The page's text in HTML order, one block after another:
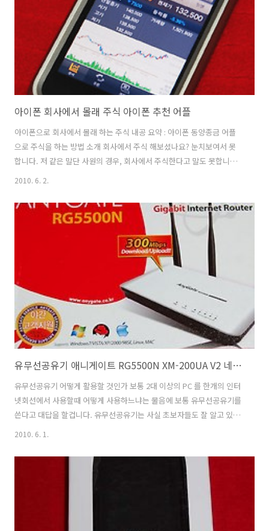
Deluxe WiFi 에 맞는 롬을 다운로드했습니다. 업데이트 후 확인하니 최
신롬이 ..
아이폰 회사에서 몰래 주식 아이폰 추천 어플
아이폰으로 회사에서 몰래 하는 주식 내공 요약 : 아이폰 동양종금 어플
으로 주식을 하는 방법 소개 회사에서 주식 해보셨나요? 눈치보여서 못
합니다. 저 같은 말단 사원의 경우, 회사에서 주식한다고 말도 못합니다.
서 재테크 할 수 있습니다. 요즘 광고처럼 안드로이드폰의 경우 수수료도
무료라고 합니다. (단 조건이 투자금액이 1천단위 등의 조건을 확인하세
요) 아이폰으로 할 수 있는 주식어플은 미래에셋, 동양종금, 국민투자증
권 등 여러가지가 있습니다. 자신이 신청한 주식계좌인 은행의 어플을 사
용하여 주식거래를 할 수 있습니다. 개인적으로 아이폰 추천 어플 로 동
양종금을 ..
2010. 6. 2.
유무선공유기 애니게이트 RG5500N XM-200UA V2 네오위키 USB 무선랜
유무선공유기 어떻게 활용할 것인가 보통 2대 이상의 PC 를 한개의 인터
넷회선에서 사용할때 어떻게 사용하느냐는 물음에 보통 유무선공유기를
쓴다고 대답을 할겁니다. 유무선공유기는 사실 초보자들도 잘 알고 있습
니다. 유무선공유기는 정확히는 유선 또는 무선으로 네트워크를 또 하나
나의 네트워크 장비인것이죠. 외부아이피 또는 특정 아이피로 들어오는
회선의 네트워크를 또 하나의 네트워크로 분리하게 됩니다.
111.111.111.111 의 외부아이피 회선을 192.168.1.XXX 등의 내부 아이
피로 네트워크를 분리하는 것이죠. 내부네트워크의 컴퓨터들은 게이트
웨이인 유무선공유기를 통해서 외부로 신호를 보내게 됩니다. 당연 그 내
2010. 6. 1.